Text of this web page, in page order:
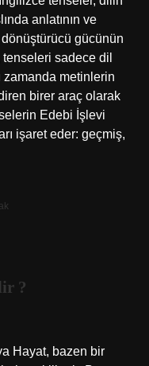
anlatının ve
dönüştürücü gücünün
tenseleri sadece dil
zamanda metinlerin
birer araç olarak
Edebi İşlevi
işaret eder: geçmiş,
?
Hayat, bazen bir